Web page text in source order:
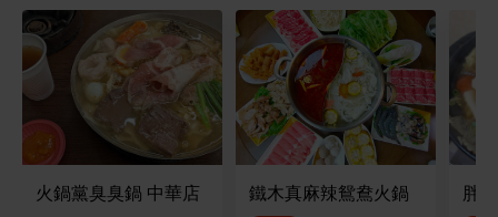
火鍋黨臭臭鍋 中華店 鐵木真麻辣鴛鴦火鍋 胖